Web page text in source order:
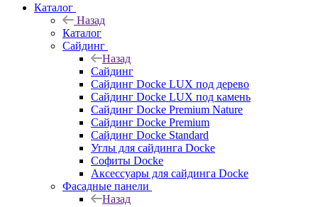
Каталог
Назад
Каталог
Сайдинг
Назад
Сайдинг
Сайдинг Docke LUX под дерево
Сайдинг Docke LUX под камень
Сайдинг Docke Premium Nature
Сайдинг Docke Premium
Сайдинг Docke Standard
Углы для сайдинга Docke
Софиты Docke
Аксессуары для сайдинга Docke
Фасадные панели
Назад